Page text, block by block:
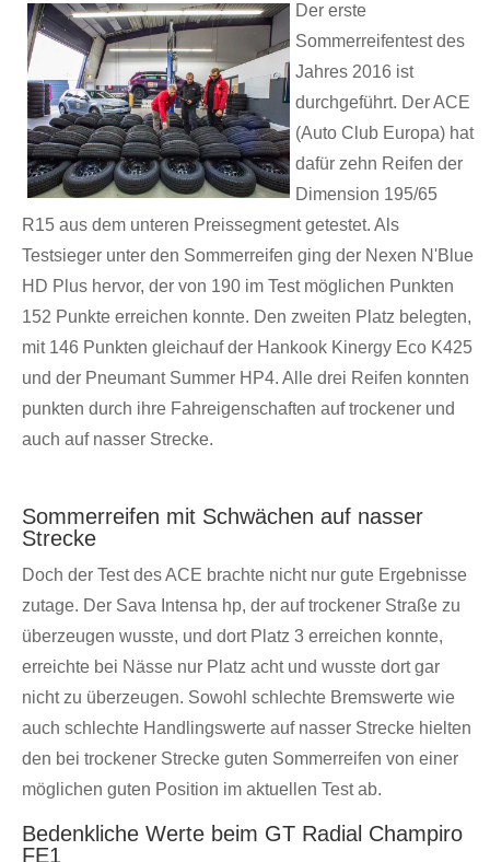
Der erste
Sommerreifentest des
Jahres 2016 ist
durchgeführt. Der ACE
(Auto Club Europa) hat
dafür zehn Reifen der
Dimension 195/65
R15 aus dem unteren Preissegment getestet. Als
Testsieger unter den Sommerreifen ging der Nexen N'Blue
HD Plus hervor, der von 190 im Test möglichen Punkten
152 Punkte erreichen konnte. Den zweiten Platz belegten,
mit 146 Punkten gleichauf der Hankook Kinergy Eco K425
und der Pneumant Summer HP4. Alle drei Reifen konnten
punkten durch ihre Fahreigenschaften auf trockener und
auch auf nasser Strecke.
Sommerreifen mit Schwächen auf nasser
Strecke
Doch der Test des ACE brachte nicht nur gute Ergebnisse
zutage. Der Sava Intensa hp, der auf trockener Straße zu
überzeugen wusste, und dort Platz 3 erreichen konnte,
erreichte bei Nässe nur Platz acht und wusste dort gar
nicht zu überzeugen. Sowohl schlechte Bremswerte wie
auch schlechte Handlingswerte auf nasser Strecke hielten
den bei trockener Strecke guten Sommerreifen von einer
möglichen guten Position im aktuellen Test ab.
Bedenkliche Werte beim GT Radial Champiro
FE1